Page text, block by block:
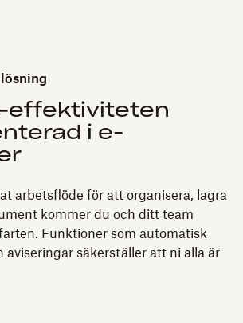
effektiviteten
i e-
arbetsflöde för att organisera, lagra
kommer du och ditt team
Funktioner som automatisk
aviseringar säkerställer att ni alla är